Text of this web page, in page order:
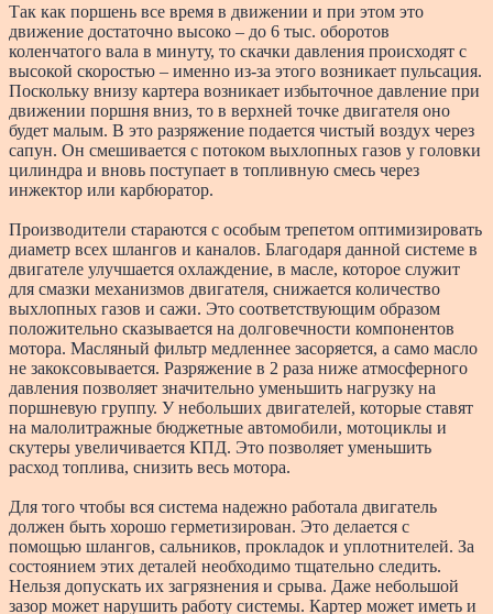
Так как поршень все время в движении и при этом это
движение достаточно высоко – до 6 тыс. оборотов
коленчатого вала в минуту, то скачки давления происходят с
высокой скоростью – именно из-за этого возникает пульсация.
Поскольку внизу картера возникает избыточное давление при
движении поршня вниз, то в верхней точке двигателя оно
будет малым. В это разряжение подается чистый воздух через
сапун. Он смешивается с потоком выхлопных газов у головки
цилиндра и вновь поступает в топливную смесь через
инжектор или карбюратор.
Производители стараются с особым трепетом оптимизировать
диаметр всех шлангов и каналов. Благодаря данной системе в
двигателе улучшается охлаждение, в масле, которое служит
для смазки механизмов двигателя, снижается количество
выхлопных газов и сажи. Это соответствующим образом
положительно сказывается на долговечности компонентов
мотора. Масляный фильтр медленнее засоряется, а само масло
не закоксовывается. Разряжение в 2 раза ниже атмосферного
давления позволяет значительно уменьшить нагрузку на
поршневую группу. У небольших двигателей, которые ставят
на малолитражные бюджетные автомобили, мотоциклы и
скутеры увеличивается КПД. Это позволяет уменьшить
расход топлива, снизить весь мотора.
Для того чтобы вся система надежно работала двигатель
должен быть хорошо герметизирован. Это делается с
помощью шлангов, сальников, прокладок и уплотнителей. За
состоянием этих деталей необходимо тщательно следить.
Нельзя допускать их загрязнения и срыва. Даже небольшой
зазор может нарушить работу системы. Картер может иметь и